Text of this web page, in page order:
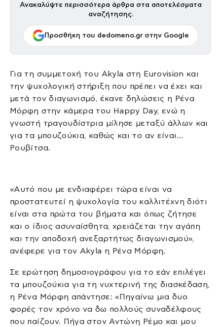
Ανακαλύψτε περισσότερα άρθρα στα αποτελέσματα
αναζήτησης.
Προσθήκη του dedomeno.gr στην Google
Για τη συμμετοχή του Akyla στη Eurovision και
την ψυχολογική στήριξη που πρέπει να έχει και
μετά τον διαγωνισμό, έκανε δηλώσεις η Ρένα
Μόρφη στην κάμερα του Happy Day, ενώ η
γνωστή τραγουδίστρια μίλησε μεταξύ άλλων και
για τα μπουζούκια, καθώς και το αν είναι…
Ρουβίτσα.
«Αυτό που με ενδιαφέρει τώρα είναι να
προστατευτεί η ψυχολογία του καλλιτέχνη διότι
είναι στα πρώτα του βήματα και όπως ζήτησε
και ο ίδιος ασυναίσθητα, χρειάζεται την αγάπη
και την αποδοχή ανεξαρτήτως διαγωνισμού»,
ανέφερε για τον Akyla η Ρένα Μόρφη.
Σε ερώτηση δημοσιογράφου για το εάν επιλέγει
τα μπουζούκια για τη νυχτερινή της διασκέδαση,
η Ρένα Μόρφη απάντησε: «Πηγαίνω μια δυο
φορές τον χρόνο να δω πολλούς συναδέλφους
που παίζουν. Πήγα στον Αντώνη Ρέμο και μου